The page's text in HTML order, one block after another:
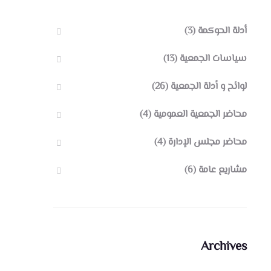
أدلة الحوكمة (3)
سياسات الجمعية (13)
لوائح و أدلة الجمعية (26)
محاضر الجمعية العمومية (4)
محاضر مجلس الإدارة (4)
مشاريع عامة (6)
Archives